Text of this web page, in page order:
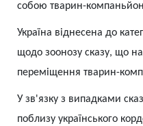
собою тварин-
Україна віднесена до
щодо зоонозу сказу, що
переміщення тварин-
У зв'язку з випадками
поблизу українського